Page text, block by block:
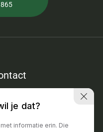
je dat?
informatie erin. Die